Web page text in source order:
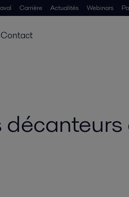
Carrière Actualités Webinars
Contact